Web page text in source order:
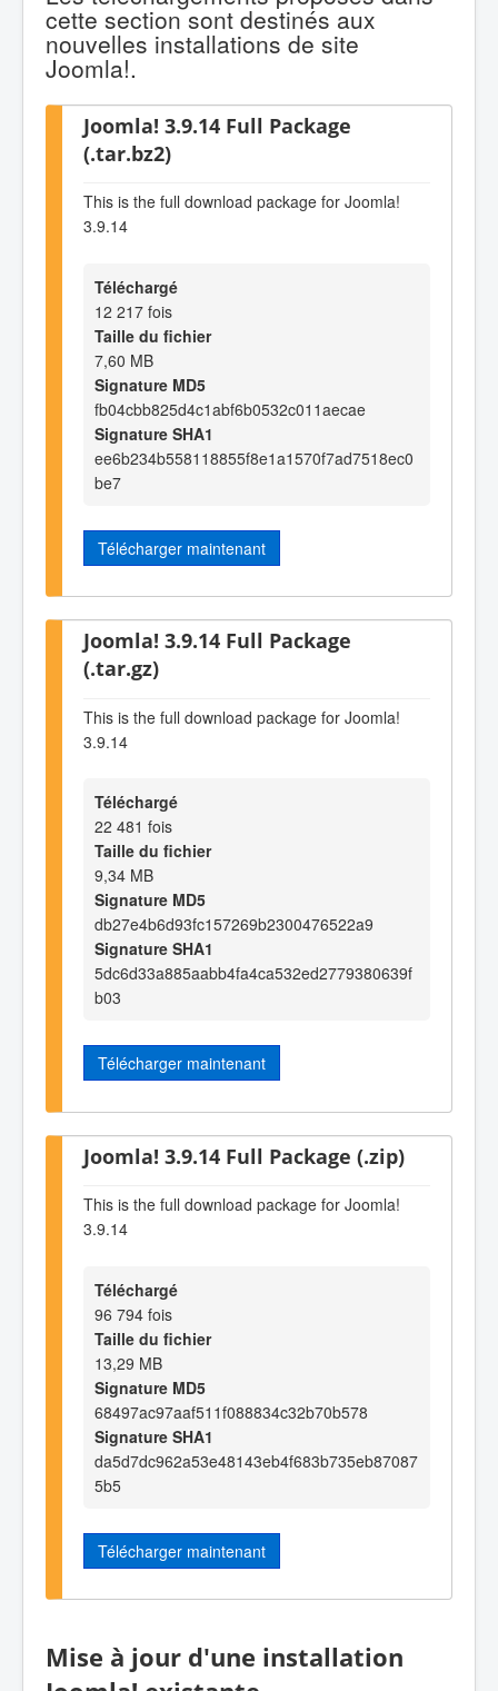
cette section sont destinés aux
nouvelles installations de site
Joomla!.
Joomla! 3.9.14 Full Package
(.tar.bz2)
This is the full download package for Joomla!
3.9.14
Téléchargé
12 217 fois
Taille du fichier
7,60 MB
Signature MD5
fb04cbb825d4c1abf6b0532c011aecae
Signature SHA1
ee6b234b558118855f8e1a1570f7ad7518ec0
be7
Télécharger maintenant
Joomla! 3.9.14 Full Package
(.tar.gz)
This is the full download package for Joomla!
3.9.14
Téléchargé
22 481 fois
Taille du fichier
9,34 MB
Signature MD5
db27e4b6d93fc157269b2300476522a9
Signature SHA1
5dc6d33a885aabb4fa4ca532ed2779380639f
b03
Télécharger maintenant
Joomla! 3.9.14 Full Package (.zip)
This is the full download package for Joomla!
3.9.14
Téléchargé
96 794 fois
Taille du fichier
13,29 MB
Signature MD5
68497ac97aaf511f088834c32b70b578
Signature SHA1
da5d7dc962a53e48143eb4f683b735eb87087
5b5
Télécharger maintenant
Mise à jour d'une installation